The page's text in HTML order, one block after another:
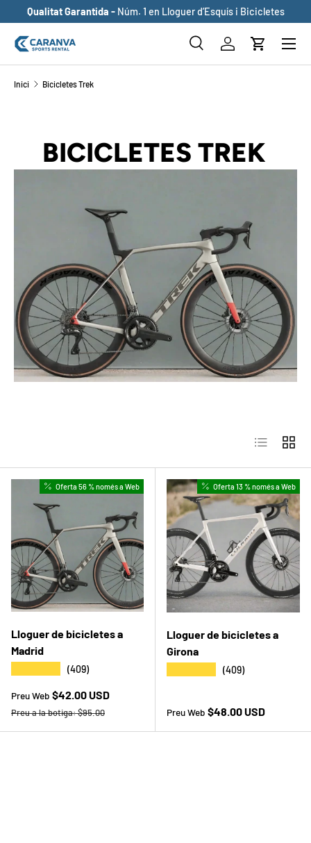
ANAR AL CONTINGUT
Qualitat Garantida - Núm. 1 en Lloguer d’Esquís i Bicicletes
Cerca
BuscarInicia sessió
Cistella
Inici Bicicletes Trek
BICICLETES TREK
Llista
Oferta 56 % només a Web
Lloguer de bicicletes a
Madrid
(409)
Preu web
Preu Web $42.00 USD
Preu a la botiga
Preu a la botiga:$95.00
Oferta 13 % només a Web
Lloguer de bicicletes a
Girona
(409)
Preu a la botiga
Preu Web $48.00 USD